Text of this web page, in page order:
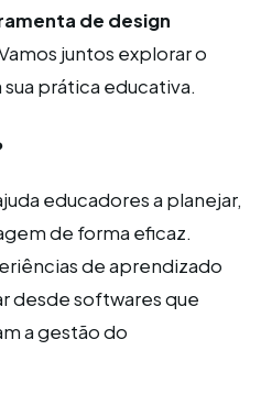
de design
juntos explorar o
prática educativa.
educadores a planejar,
de forma eficaz.
de aprendizado
desde softwares que
a gestão do